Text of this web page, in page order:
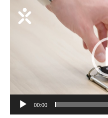
Video-
Player
00:00